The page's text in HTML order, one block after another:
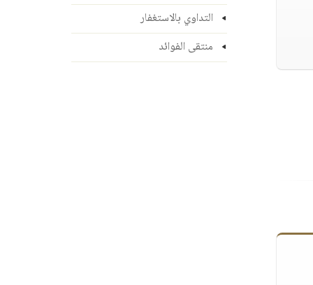
التداوي بالاستغفار
منتقى الفوائد